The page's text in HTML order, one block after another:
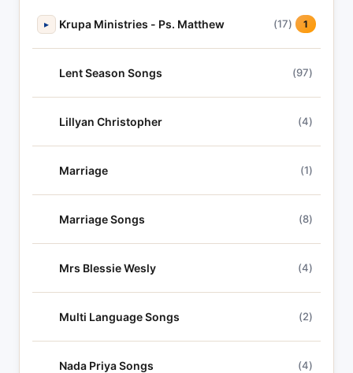
▸ Krupa Ministries - Ps. Matthew (17) 1
Lent Season Songs (97)
Lillyan Christopher (4)
Marriage (1)
Marriage Songs (8)
Mrs Blessie Wesly (4)
Multi Language Songs (2)
Nada Priya Songs (4)